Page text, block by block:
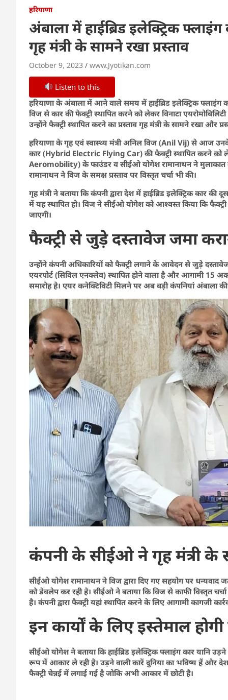
हरियाणा
अंबाला में हाईब्रिड इलेक्ट्रिक
गृह मंत्री के सामने रखा प्रस्ताव
October 9, 2023 www.Jyotikan.com
Listen to this
हरियाणा के अंबाला में आने वाले समय में हाईब्रिड इलेक्ट्रिक फ्लाइंग
विज से कार की फैक्ट्री स्थापित करने को लेकर विनाटा
उन्होंने फैक्ट्री स्थापित करने का प्रस्ताव गृह मंत्री के सामने रखा और
हरियाणा के गृह एवं स्वास्थ्य मंत्री अनिल विज (Anil Vij) से आज
कार (Hybrid Electric Flying Car) की फैक्ट्री स्थापित करने को
Aeromobility) के फाउंडर व सीईओ योगेश रामानाथन ने मुलाकात
रामानाथन ने विज के समक्ष प्रस्ताव पर विस्तृत चर्चा भी की।
गृह मंत्री ने बताया कि कंपनी द्वारा देश में हाईब्रिड इलेक्ट्रिक कार
में यह स्थापित हो। विज ने सीईओ योगेश को आश्वस्त किया कि
जाएगी।
फैक्ट्री से जुड़े दस्तावेज जमा
उन्होंने कंपनी अधिकारियों को फैक्ट्री लगाने के आवेदन से जुड़े
एयरपोर्ट (सिविल एनक्लेव) स्थापित होने वाला है और आगामी 15
समारोह है। एयर कनेक्टिविटी मिलने पर अब बड़ी कंपनियां अंबाला
कंपनी के सीईओ ने गृह मंत्री के
सीईओ योगेश रामानाथन ने विज द्वारा दिए गए सहयोग पर धन्यवाद
को डेवलेप कर रही है। सीईओ ने बताया कि विज से काफी विस्तृत
है। कंपनी द्वारा फैक्ट्री यहां स्थापित करने के लिए आगामी कागजी
इन कार्यों के लिए इस्तेमाल
सीईओ योगेश ने बताया कि हाईब्रिड इलेक्ट्रिक फ्लाइंग कार यानि
रूप में आकार ले रही है। उड़ने वाली कारें दुनिया का भविष्य हैं और
फैक्ट्री चेन्नई में लगाई गई है जोकि अभी आकार में छोटी है।